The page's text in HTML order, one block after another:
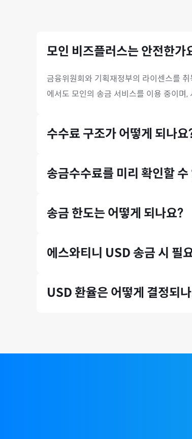
모인 비즈플러스는 안전한가
금융위원회와 기획재정부의 라이센스를
에서도 모인의 송금 서비스를 이용 중이며
수수료 구조가 어떻게 되나요
송금수수료를 미리 확인할
* 송금수수료는 송금 시점의 환율 등에 따
송금 한도는 어떻게 되나요?
에스와티니 USD 송금 시 필
USD 환율은 어떻게 결정되